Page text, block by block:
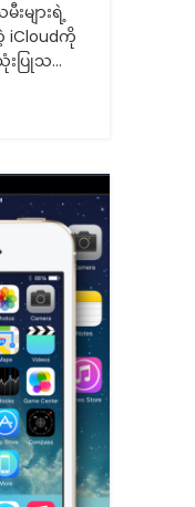
များရဲ့
iCloudကို
ပြုသ...